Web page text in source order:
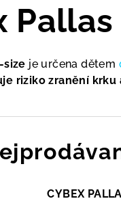
size je určena dětem
riziko zranění krku
CYBEX